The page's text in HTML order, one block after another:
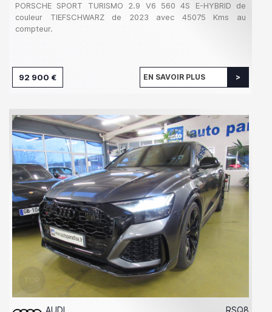
PORSCHE SPORT TURISMO 2.9 V6 560 4S E-HYBRID de
couleur TIEFSCHWARZ de 2023 avec 45075 Kms au
compteur.
92 900 € EN SAVOIR PLUS
AUDI RSQ8